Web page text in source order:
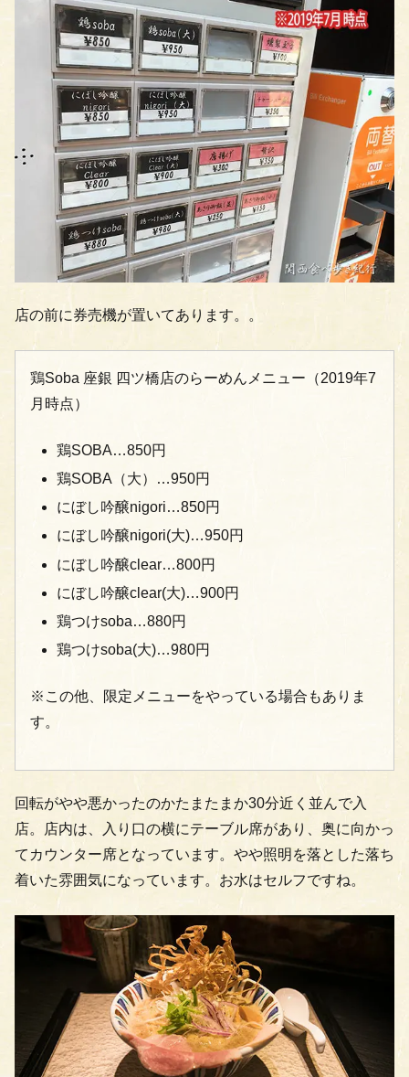
店の前に券売機が置いてあります。。
鶏Soba 座銀 四ツ橋店のらーめんメニュー（2019年7
月時点）
鶏SOBA…850円
鶏SOBA（大）…950円
にぼし吟醸nigori…850円
にぼし吟醸nigori(大)…950円
にぼし吟醸clear…800円
にぼし吟醸clear(大)…900円
鶏つけsoba…880円
鶏つけsoba(大)…980円
※この他、限定メニューをやっている場合もありま
す。
回転がやや悪かったのかたまたまか30分近く並んで入
店。店内は、入り口の横にテーブル席があり、奥に向かっ
てカウンター席となっています。やや照明を落とした落ち
着いた雰囲気になっています。お水はセルフですね。